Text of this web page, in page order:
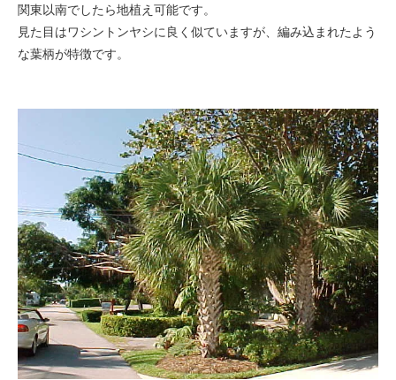
関東以南でしたら地植え可能です。
見た目はワシントンヤシに良く似ていますが、編み込まれたよう
な葉柄が特徴です。